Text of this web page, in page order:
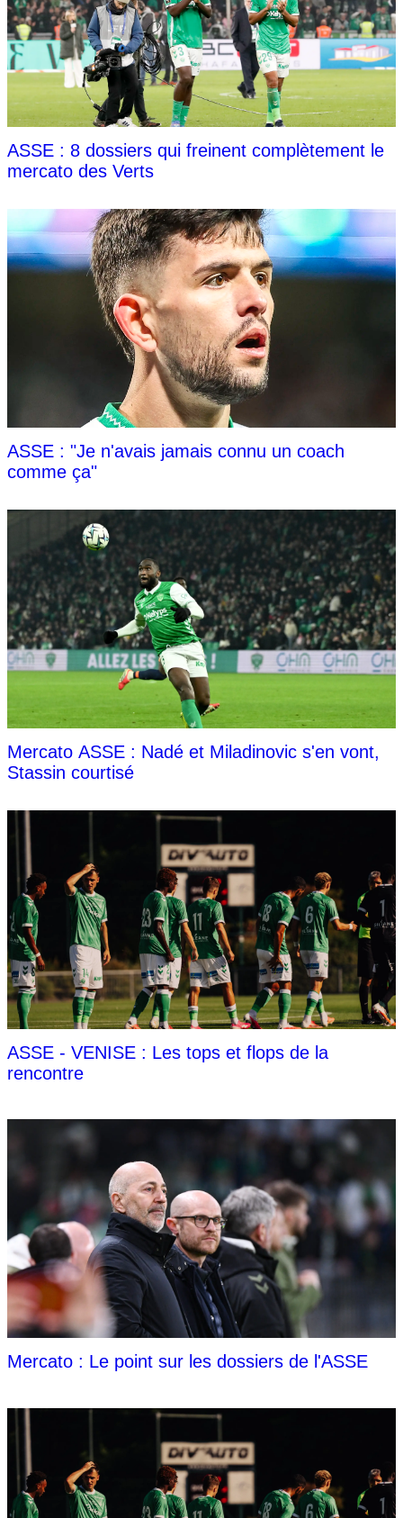
ASSE : 8 dossiers qui freinent complètement le
mercato des Verts
ASSE : "Je n'avais jamais connu un coach
comme ça"
Mercato ASSE : Nadé et Miladinovic s'en vont,
Stassin courtisé
ASSE - VENISE : Les tops et flops de la
rencontre
Mercato : Le point sur les dossiers de l'ASSE